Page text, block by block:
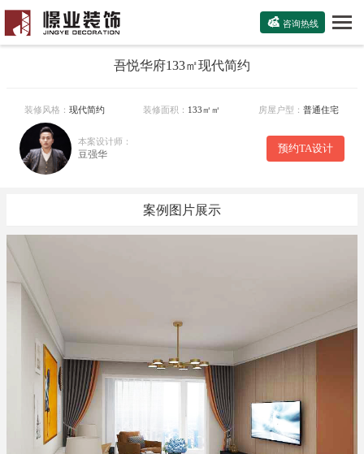
 咨询热线
吾悦华府133㎡现代简约
装修风格：现代简约 装修面积： 133㎡㎡ 房屋户型：普通住宅
预约TA设计
本案设计师：
豆强华
案例图片展示